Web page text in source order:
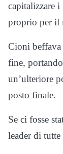
capitalizzare
proprio per il
Cioni beffava
fine,
un’ulteriore
posto finale.
Se ci fosse
leader di tutte